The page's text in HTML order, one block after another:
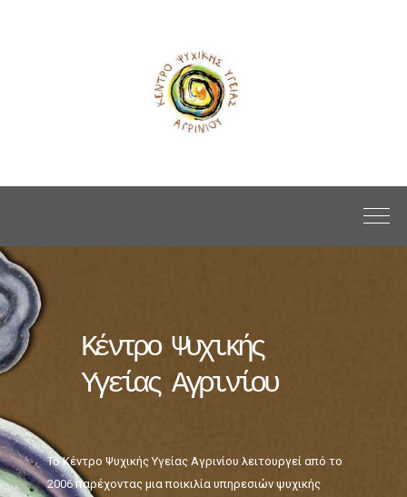
Κέντρο Ψυχικής
Υγείας Αγρινίου
Το Κέντρο Ψυχικής Υγείας Αγρινίου λειτουργεί από το
2006 παρέχοντας μια ποικιλία υπηρεσιών ψυχικής